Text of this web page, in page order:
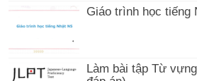
Giáo trình học tiếng
Làm bài tập Từ